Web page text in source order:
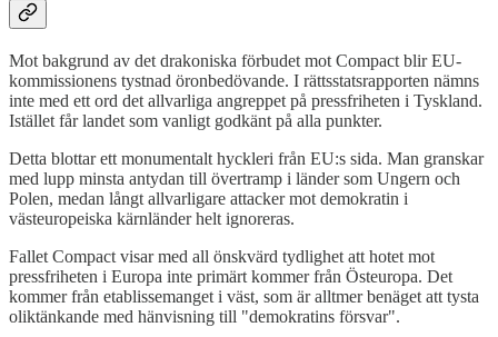
Mot bakgrund av det drakoniska förbudet mot Compact blir EU-
kommissionens tystnad öronbedövande. I rättsstatsrapporten nämns
inte med ett ord det allvarliga angreppet på pressfriheten i Tyskland.
Istället får landet som vanligt godkänt på alla punkter.
Detta blottar ett monumentalt hyckleri från EU:s sida. Man granskar
med lupp minsta antydan till övertramp i länder som Ungern och
Polen, medan långt allvarligare attacker mot demokratin i
västeuropeiska kärnländer helt ignoreras.
Fallet Compact visar med all önskvärd tydlighet att hotet mot
pressfriheten i Europa inte primärt kommer från Östeuropa. Det
kommer från etablissemanget i väst, som är alltmer benäget att tysta
oliktänkande med hänvisning till "demokratins försvar".